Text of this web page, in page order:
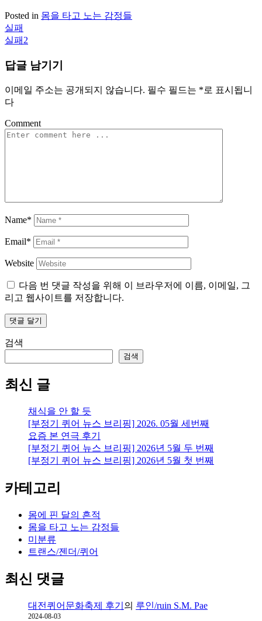
Posted in 몸을 타고 노는 감정들
글
색
실패
실패2
답글 남기기
이메일 주소는 공개되지 않습니다. 필수 필드는 *로 표시됩니
다
Comment
Name*
Email*
Website
다음 번 댓글 작성을 위해 이 브라우저에 이름, 이메일, 그
리고 웹사이트를 저장합니다.
검색
검색
최신 글
채식을 안 할 듯
[부정기 퀴어 뉴스 브리핑] 2026. 05월 세번째
요즘 본 연극 후기
[부정기 퀴어 뉴스 브리핑] 2026년 5월 두 번째
[부정기 퀴어 뉴스 브리핑] 2026년 5월 첫 번째
카테고리
몸에 핀 달의 흔적
몸을 타고 노는 감정들
미분류
트랜스/젠더/퀴어
최신 댓글
대전퀴어문화축제 후기 의 루인/ruin S.M. Pae
2024-08-03